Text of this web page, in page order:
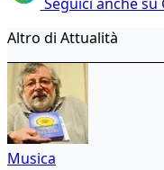
Altro di Attualità
Musica